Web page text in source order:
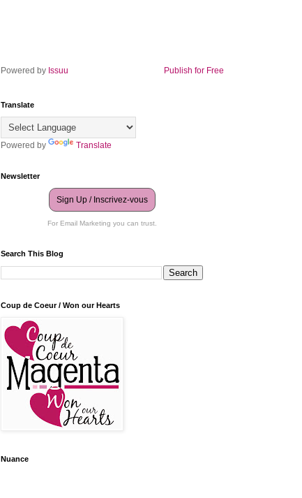
Powered by Issuu Publish for Free
Translate
Powered by Translate
Newsletter
Sign Up / Inscrivez-vous
For Email Marketing you can trust.
Search This Blog
Coup de Coeur / Won our Hearts
Nuance